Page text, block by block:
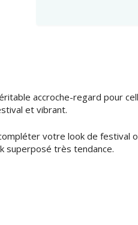
accroche-regard pour
et vibrant.
votre look de festival
superposé très tendance.